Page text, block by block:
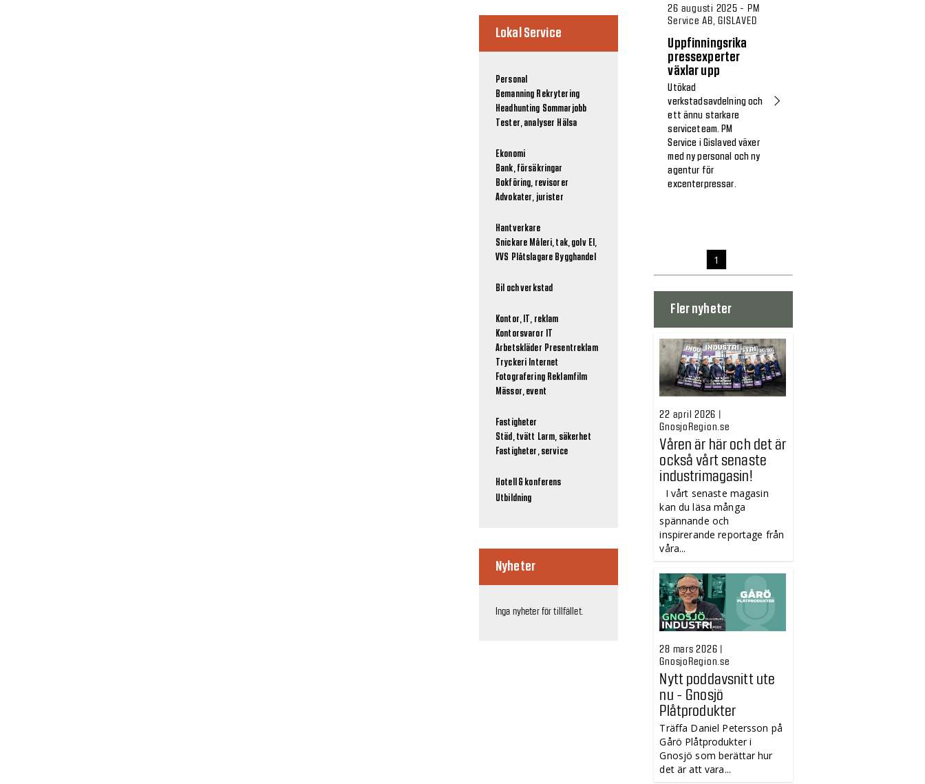
Lokal Service
Personal
Bemanning Rekrytering
Headhunting Sommarjobb
Tester, analyser Hälsa
Ekonomi
Bank, försäkringar
Bokföring, revisorer
Advokater, jurister
Hantverkare
Snickare Måleri, tak, golv El,
VVS Plåtslagare Bygghandel
Bil och verkstad
Kontor, IT, reklam
Kontorsvaror
Arbetskläder Presentreklam
Tryckeri Internet
Fotografering Reklamfilm
Mässor, event
Fastigheter
Städ, tvätt Larm, säkerhet
Fastigheter, service
Hotell & konferens
Utbildning
Nyheter
Inga nyheter för tillfället.
26 augusti 2025 - PM
Service AB, GISLAVED
Uppfinningsrika
pressexperter
växlar upp
Utökad
verkstadsavdelning och
ett ännu starkare
serviceteam. PM
Service i Gislaved växer
med ny personal och ny
agentur för
excenterpressar.
1
Fler nyheter
22 april 2026 |
GnosjoRegion.se
Våren är här och det är
också vårt senaste
industrimagasin!
I vårt senaste magasin
kan du läsa många
spännande och
inspirerande reportage från
våra...
28 mars 2026 |
GnosjoRegion.se
Nytt poddavsnitt ute
nu - Gnosjö
Plåtprodukter
Träffa Daniel Petersson på
Gårö Plåtprodukter i
Gnosjö som berättar hur
det är att vara...